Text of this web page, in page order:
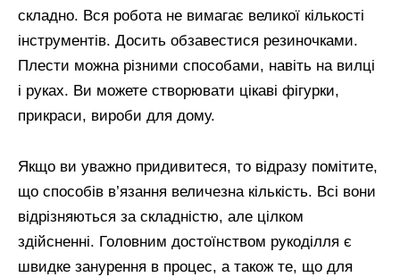
складно. Вся робота не вимагає великої кількості
інструментів. Досить обзавестися резиночками.
Плести можна різними способами, навіть на вилці
і руках. Ви можете створювати цікаві фігурки,
прикраси, вироби для дому.
Якщо ви уважно придивитеся, то відразу помітите,
що способів в’язання величезна кількість. Всі вони
відрізняються за складністю, але цілком
здійсненні. Головним достоїнством рукоділля є
швидке занурення в процес, а також те, що для